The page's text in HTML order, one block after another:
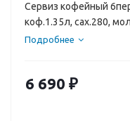
Сервиз кофейный
коф.1.35л, сах.280,
Подробнее
6 690 ₽